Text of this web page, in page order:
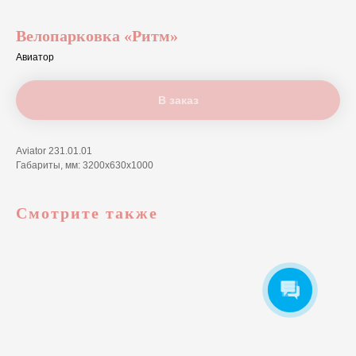
Велопарковка «Ритм»
Авиатор
В заказ
Aviator 231.01.01
Габариты, мм: 3200х630х1000
Смотрите также